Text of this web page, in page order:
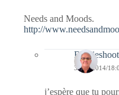
Needs and Moods.
http://
Bernieshoot
31/12/2014/
j’espère que tu